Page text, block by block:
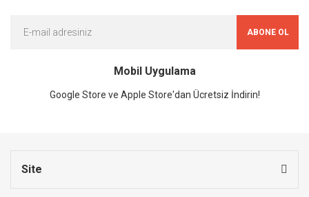
ABONE OL
Mobil Uygulama
Google Store ve Apple Store'dan Ücretsiz İndirin!
Site